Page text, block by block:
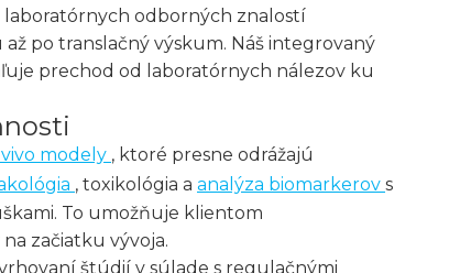
laboratórnych odborných znalostí
po translačný výskum. Náš integrovaný
prechod od laboratórnych nálezov ku
modely , ktoré presne odrážajú
, toxikológia a analýza biomarkerov s
To umožňuje klientom
začiatku vývoja.
štúdií v súlade s regulačnými